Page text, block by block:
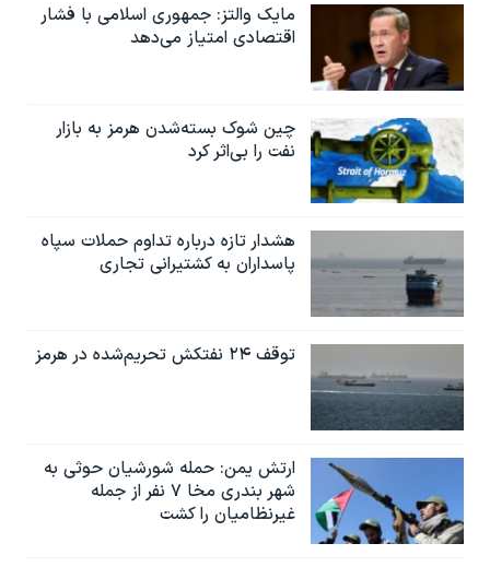
مایک والتز: جمهوری اسلامی با فشار
اقتصادی امتیاز می‌دهد
چین شوک بسته‌شدن هرمز به بازار
نفت را بی‌اثر کرد
هشدار تازه درباره تداوم حملات سپاه
پاسداران به کشتیرانی تجاری
توقف ۲۴ نفتکش تحریم‌شده در هرمز
ارتش یمن: حمله شورشیان حوثی به
شهر بندری مخا ۷ نفر از جمله
غیرنظامیان را کشت